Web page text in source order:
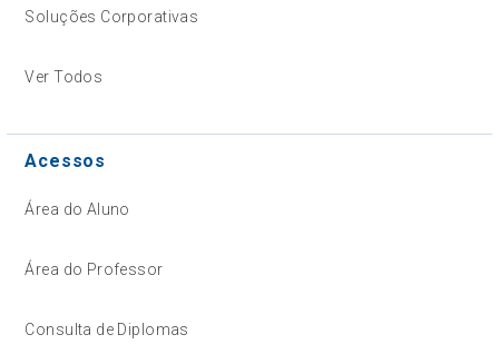
Soluções Corporativas
Ver Todos
Acessos
Área do Aluno
Área do Professor
Consulta de Diplomas